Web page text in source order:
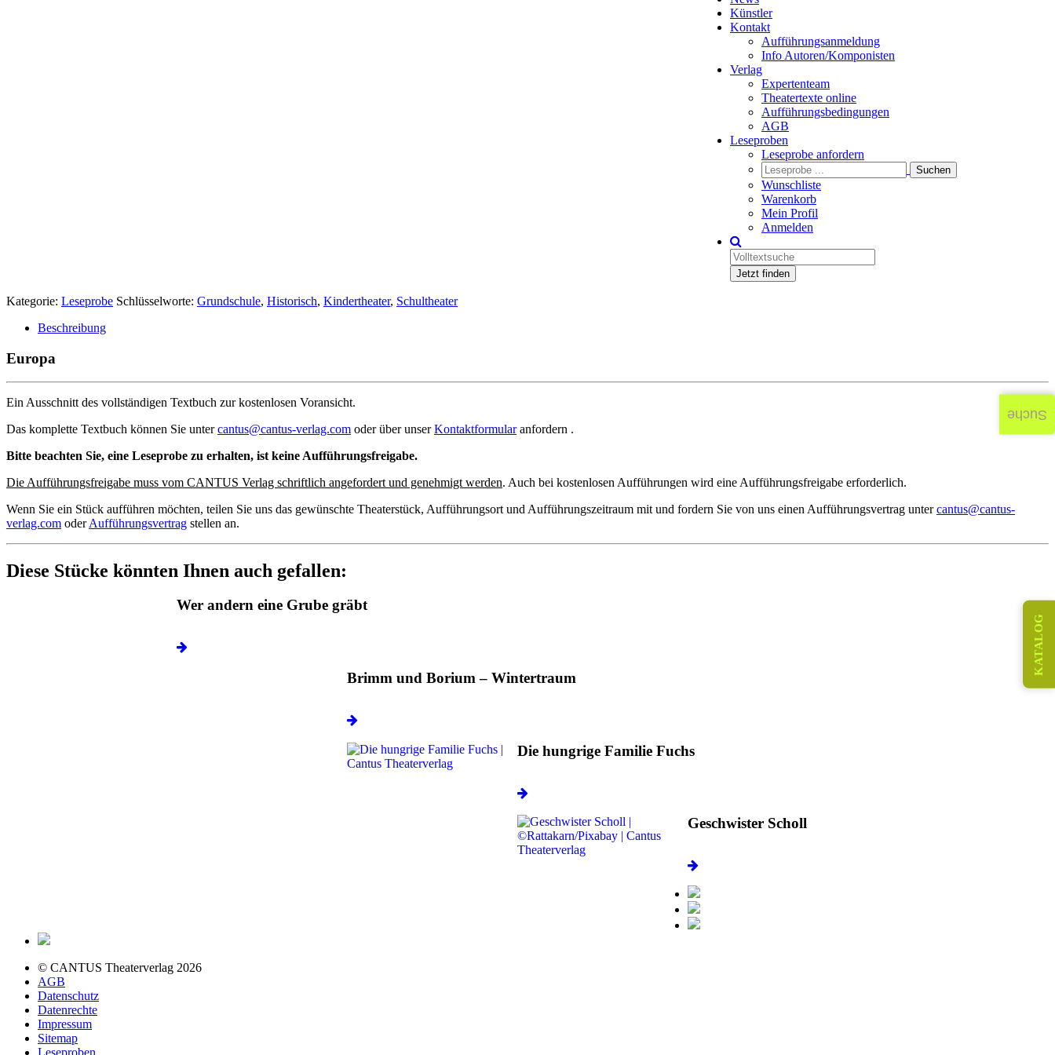
Künstler
Kontakt
Aufführungsanmeldung
Info Autoren/Komponisten
Verlag
Expertenteam
Theatertexte online
Aufführungsbedingungen
AGB
Leseproben
Leseprobe anfordern
Wunschliste
Warenkorb
Mein Profil
Anmelden
Jetzt finden
Kategorie: Leseprobe Schlüsselworte: Grundschule, Historisch, Kindertheater, Schultheater
Beschreibung
Europa
Ein Ausschnitt des vollständigen Textbuch zur kostenlosen Voransicht.
Das komplette Textbuch können Sie untercantus@cantus-verlag.com oder über unserKontaktformularanfordern .
Bitte beachten Sie, eine Leseprobe zu erhalten, ist keine Aufführungsfreigabe.
Die Aufführungsfreigabe muss vom CANTUS Verlag schriftlich angefordert und genehmigt werden. Auch bei kostenlosen Aufführungen wird eine Aufführungsfreigabe erforderlich.
Wenn Sie ein Stück aufführen möchten, teilen Sie uns das gewünschte Theaterstück, Aufführungsort und Aufführungszeitraum mit und fordern Sie von uns einen Aufführungsvertrag untercantus@cantus-
verlag.com oderAufführungsvertrag stellen an.
Diese Stücke könnten Ihnen auch gefallen:
Wer andern eine Grube gräbt
Brimm und Borium – Wintertraum
Die hungrige Familie Fuchs
Geschwister Scholl
© CANTUS Theaterverlag 2026
AGB
Datenschutz
Datenrechte
Impressum
Sitemap
KATALOG
Suche